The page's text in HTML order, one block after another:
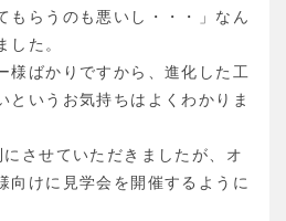
もらうのも悪いし・・・」なん
した。
様ばかりですから、進化した工
というお気持ちはよくわかりま
させていただきましたが、オ
向けに見学会を開催するように